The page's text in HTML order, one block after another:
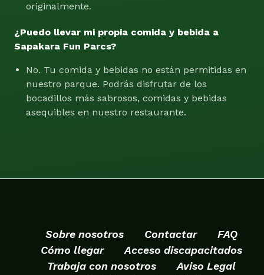
originalmente.
¿Puedo llevar mi propia comida y bebida a
Sapakara Fun Parcs?
No. Tu comida y bebidas no están permitidas en
nuestro parque. Podrás disfrutar de los
bocadillos más sabrosos, comidas y bebidas
asequibles en nuestro restaurante.
Sobre nosotros Contactar
FAQ
Cómo llegar
Acceso discapacitados
Trabaja con nosotros
Aviso Legal